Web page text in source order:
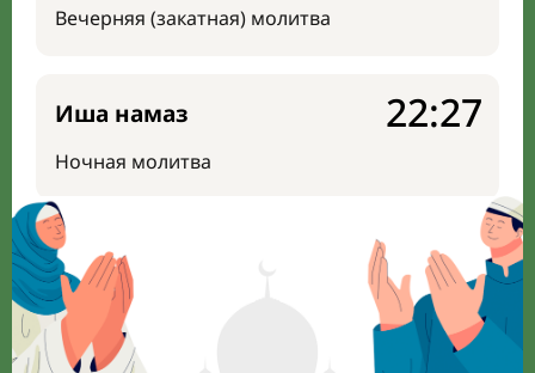
Вечерняя (закатная) молитва
Иша намаз
Ночная молитва
22:27